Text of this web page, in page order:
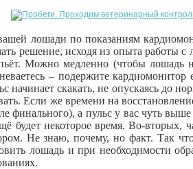
лошади по показаниям
решение, исходя из опыта работы
Можно медленно (чтобы лошадь
– подержите
начинает скакать, не опускаясь до
Если же времени на
финального), а пульс у вас чуть
будет некоторое время. Во-вторых,
Не знаю, почему, но факт. Так
лошадь и при необходимости